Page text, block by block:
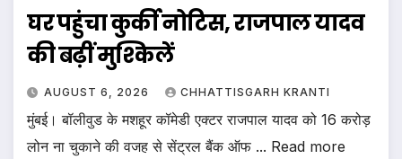
घर पहुंचा कुर्की नोटिस, राजपाल यादव
की बढ़ीं मुश्किलें
AUGUST 6, 2026 CHHATTISGARH KRANTI
मुंबई। बॉलीवुड के मशहूर कॉमेडी एक्टर राजपाल यादव को 16 करोड़
लोन ना चुकाने की वजह से सेंट्रल बैंक ऑफ ... Read more